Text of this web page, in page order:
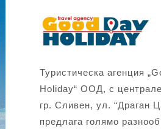
Туристическа агенция
Holiday“ ООД, с
гр. Сливен, ул. “Драган
предлага голямо